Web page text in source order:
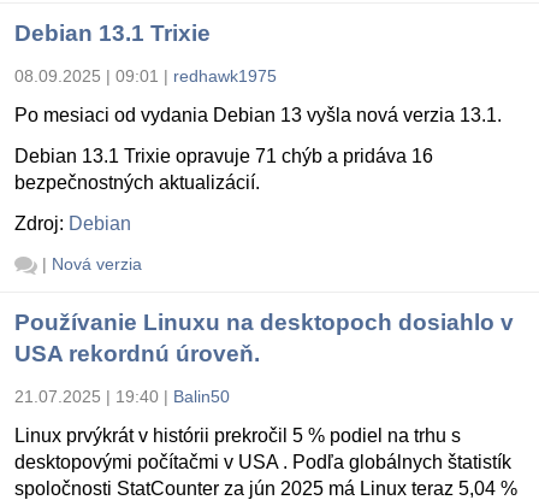
Debian 13.1 Trixie
08.09.2025 | 09:01 | redhawk1975
Po mesiaci od vydania Debian 13 vyšla nová verzia 13.1.
Debian 13.1 Trixie opravuje 71 chýb a pridáva 16
bezpečnostných aktualizácií.
Zdroj: Debian
| Nová verzia
Používanie Linuxu na desktopoch dosiahlo v
USA rekordnú úroveň.
21.07.2025 | 19:40 | Balin50
Linux prvýkrát v histórii prekročil 5 % podiel na trhu s
desktopovými počítačmi v USA . Podľa globálnych štatistík
spoločnosti StatCounter za jún 2025 má Linux teraz 5,04 %